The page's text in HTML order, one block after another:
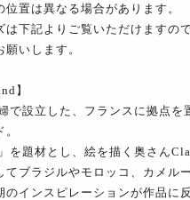
置は異なる場合があります。
下記よりご覧いただけますの
いします。
】
で設立した、フランスに拠点を
を題材とし、絵を描く奥さん
てブラジルやモロッコ、カメル
のインスピレーションが作品に